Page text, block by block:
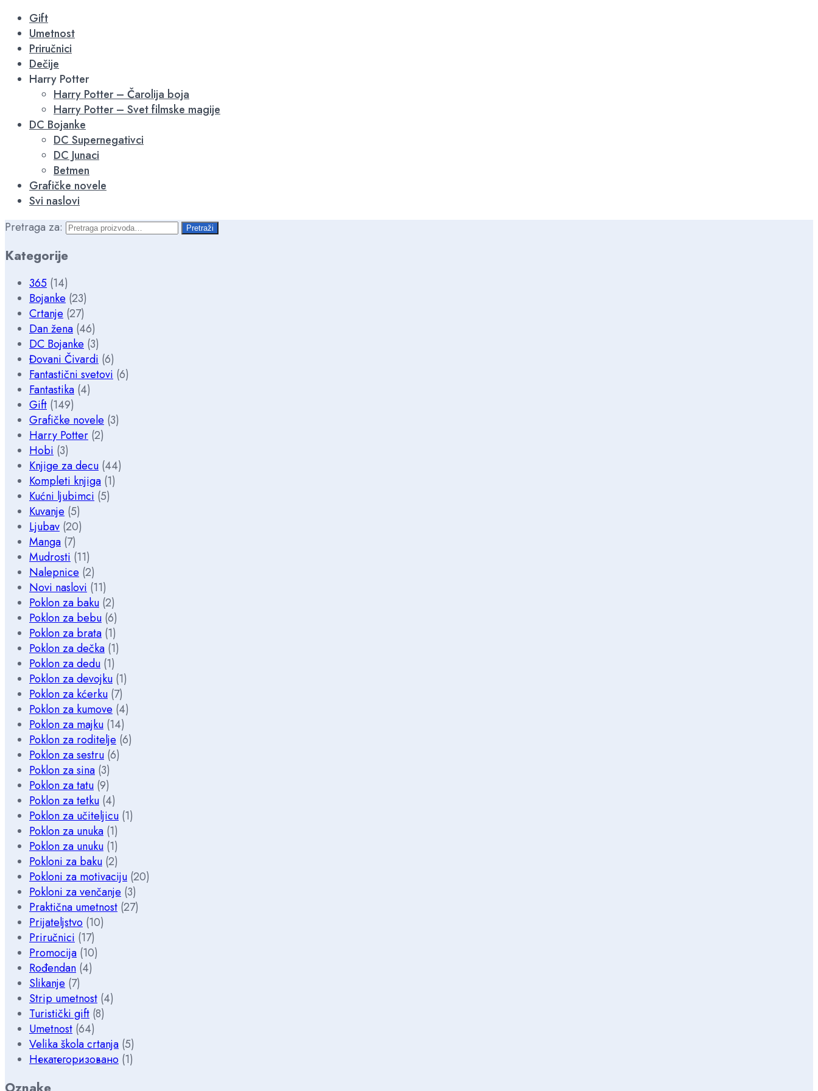
Gift
Umetnost
Priručnici
Dečije
Harry Potter
Harry Potter – Čarolija boja
Harry Potter – Svet filmske magije
DC Bojanke
DC Supernegativci
DC Junaci
Betmen
Grafičke novele
Svi naslovi
Pretraga za:
Pretraži
Kategorije
365 (14)
Bojanke (23)
Crtanje (27)
Dan žena (46)
DC Bojanke (3)
Đovani Čivardi (6)
Fantastični svetovi (6)
Fantastika (4)
Gift (149)
Grafičke novele (3)
Harry Potter (2)
Hobi (3)
Knjige za decu (44)
Kompleti knjiga (1)
Kućni ljubimci (5)
Kuvanje (5)
Ljubav (20)
Manga (7)
Mudrosti (11)
Nalepnice (2)
Novi naslovi (11)
Poklon za baku (2)
Poklon za bebu (6)
Poklon za brata (1)
Poklon za dečka (1)
Poklon za dedu (1)
Poklon za devojku (1)
Poklon za kćerku (7)
Poklon za kumove (4)
Poklon za majku (14)
Poklon za roditelje (6)
Poklon za sestru (6)
Poklon za sina (3)
Poklon za tatu (9)
Poklon za tetku (4)
Poklon za učiteljicu (1)
Poklon za unuka (1)
Poklon za unuku (1)
Pokloni za baku (2)
Pokloni za motivaciju (20)
Pokloni za venčanje (3)
Praktična umetnost (27)
Prijateljstvo (10)
Priručnici (17)
Promocija (10)
Rođendan (4)
Slikanje (7)
Strip umetnost (4)
Turistički gift (8)
Umetnost (64)
Velika škola crtanja (5)
Некатегоризовано (1)